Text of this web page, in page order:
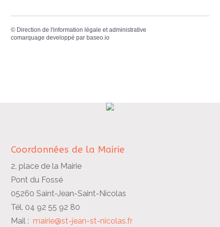
© Direction de l'information légale et administrative
comarquage developpé par baseo.io
Coordonnées de la Mairie
2, place de la Mairie
Pont du Fossé
05260 Saint-Jean-Saint-Nicolas
Tél. 04 92 55 92 80
Mail :mairie@st-jean-st-nicolas.fr